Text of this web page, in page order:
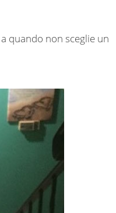
quando non sceglie un